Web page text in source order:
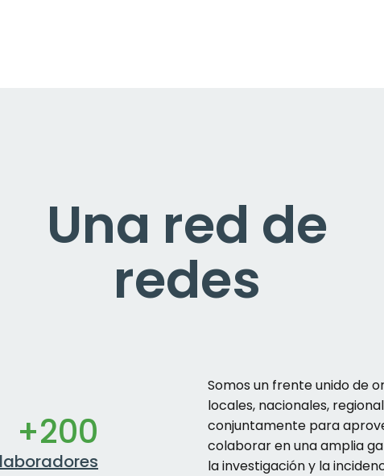
Una red de
redes
Somos un frente unido de
locales, nacionales,
conjuntamente para
colaborar en una amplia
la investigación y la
+200